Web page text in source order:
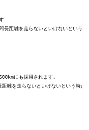
長距離を走らないといけないという
にも採用されます。
離を走らないといけないという時点